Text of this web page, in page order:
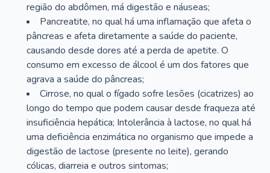
região do abdômen, má digestão e náuseas;
Pancreatite, no qual há uma inflamação que afeta o
pâncreas e afeta diretamente a saúde do paciente,
causando desde dores até a perda de apetite. O
consumo em excesso de álcool é um dos fatores que
agrava a saúde do pâncreas;
Cirrose, no qual o fígado sofre lesões (cicatrizes) ao
longo do tempo que podem causar desde fraqueza até
insuficiência hepática; Intolerância à lactose, no qual há
uma deficiência enzimática no organismo que impede a
digestão de lactose (presente no leite), gerando
cólicas, diarreia e outros sintomas;